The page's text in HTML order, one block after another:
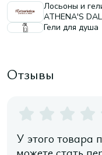
Лосьоны и
ATHENA'S
Гели для душа
Отзывы
У этого товара